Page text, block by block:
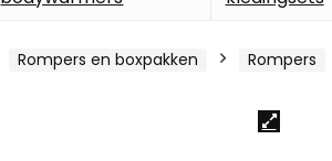
Rompers en boxpakken Rompers